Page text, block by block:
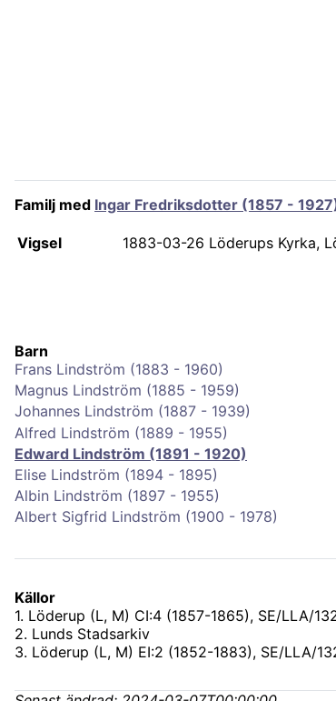
Familj med Ingar Fredriksdotter (1857 -
Vigsel 1883-03-26 Löderups Kyrka,
Barn
Frans Lindström (1883 - 1960)
Magnus Lindström (1885 - 1959)
Johannes Lindström (1887 - 1939)
Alfred Lindström (1889 - 1955)
Edward Lindström (1891 - 1920)
Elise Lindström (1894 - 1895)
Albin Lindström (1897 - 1955)
Albert Sigfrid Lindström (1900 - 1978)
Källor
1. Löderup (L, M) CI:4 (1857-1865), SE/LLA/
2. Lunds Stadsarkiv
3. Löderup (L, M) EI:2 (1852-1883), SE/LLA/